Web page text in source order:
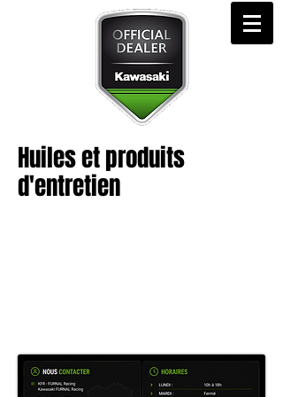
Huiles et produits
d'entretien